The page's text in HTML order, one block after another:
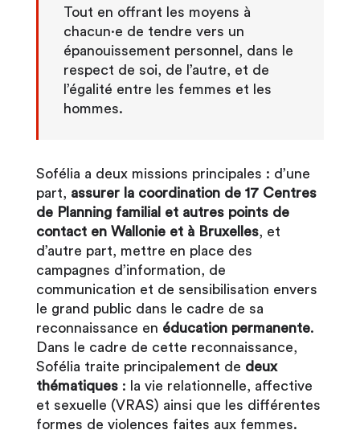
Tout en offrant les moyens à
chacun·e de tendre vers un
épanouissement personnel, dans le
respect de soi, de l’autre, et de
l’égalité entre les femmes et les
hommes.
Sofélia a deux missions principales : d’une
part, assurer la coordination de 17 Centres
de Planning familial et autres points de
contact en Wallonie et à Bruxelles, et
d’autre part, mettre en place des
campagnes d’information, de
communication et de sensibilisation envers
le grand public dans le cadre de sa
reconnaissance en éducation permanente.
Dans le cadre de cette reconnaissance,
Sofélia traite principalement de deux
thématiques: la vie relationnelle, affective
et sexuelle (VRAS) ainsi que les différentes
formes de violences faites aux femmes.